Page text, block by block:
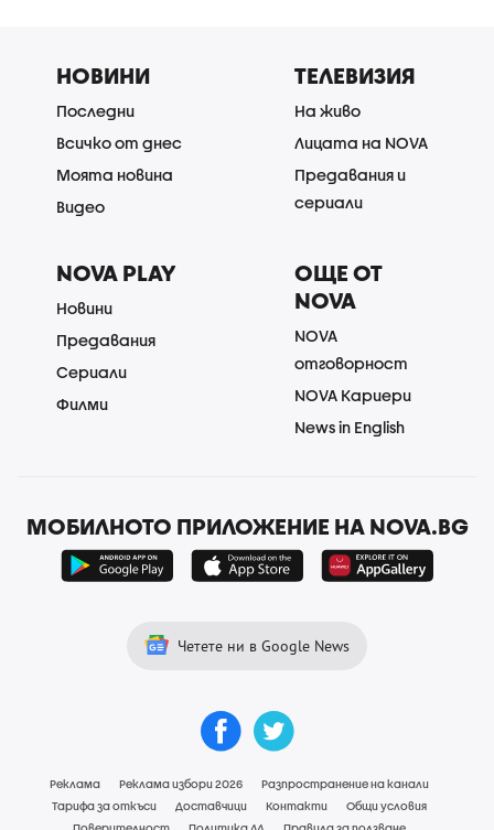
НОВИНИ
Последни
Всичко от днес
Моята новина
Видео
ТЕЛЕВИЗИЯ
На живо
Лицата на NOVA
Предавания и
сериали
NOVA PLAY
Новини
Предавания
Сериали
Филми
ОЩЕ ОТ
NOVA
NOVA
отговорност
NOVA Кариери
News in English
МОБИЛНОТО ПРИЛОЖЕНИЕ НА NOVA.BG
Четете ни в Google News
Реклама Реклама избори 2026
Разпространение на канали
Тарифа за откъси
Доставчици Контакти
Общи условия